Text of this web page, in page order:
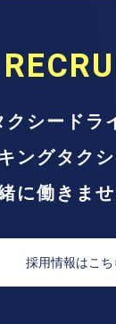
クシードラ
キングタク
に働きませ
採用情報はこち